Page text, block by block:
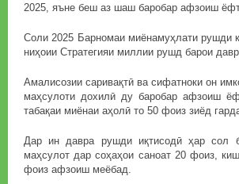
2025, яъне беш аз шаш баробар афзоиш
Соли 2025 Барномаи миёнамуҳлати рушди
ниҳоии Стратегияи миллии рушд барои
Амалисозии саривақтӣ ва сифатноки он
маҳсулоти дохилӣ ду баробар афзоиш
табақаи миёнаи аҳолӣ то 50 фоиз зиёд
Дар ин давра рушди иқтисодӣ ҳар сол
маҳсулот дар соҳаҳои саноат 20 фоиз,
фоиз афзоиш меёбад.